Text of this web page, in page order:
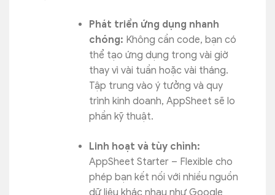
Phát triển ứng dụng nhanh
chóng: Không cần code, bạn có
thể tạo ứng dụng trong vài giờ
thay vì vài tuần hoặc vài tháng.
Tập trung vào ý tưởng và quy
trình kinh doanh, AppSheet sẽ lo
phần kỹ thuật.
Linh hoạt và tùy chỉnh:
AppSheet Starter – Flexible cho
phép bạn kết nối với nhiều nguồn
dữ liệu khác nhau như Google